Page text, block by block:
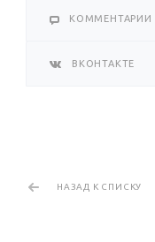
КОММЕНТАРИИ
ВКОНТАКТЕ
НАЗАД К СПИСКУ